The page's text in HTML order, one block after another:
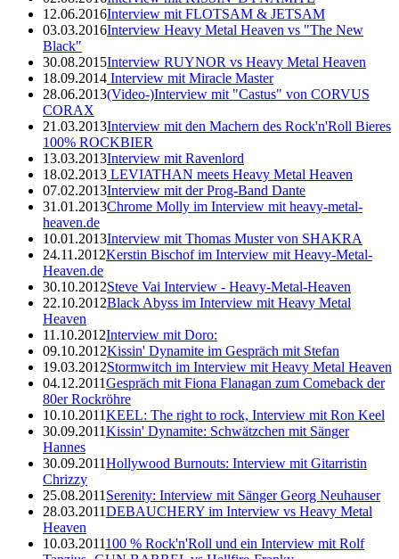
12.06.2016Interview mit FLOTSAM & JETSAM
03.03.2016Interview Heavy Metal Heaven vs "The New
Black"
30.08.2015Interview RUYNOR vs Heavy Metal Heaven
18.09.2014 Interview mit Miracle Master
28.06.2013(Video-)Interview mit "Castus" von CORVUS
CORAX
21.03.2013Interview mit den Machern des Rock'n'Roll Bieres
100% ROCKBIER
13.03.2013Interview mit Ravenlord
18.02.2013 LEVIATHAN meets Heavy Metal Heaven
07.02.2013Interview mit der Prog-Band Dante
31.01.2013Chrome Molly im Interview mit heavy-metal-
heaven.de
10.01.2013Interview mit Thomas Muster von SHAKRA
24.11.2012Kerstin Bischof im Interview mit Heavy-Metal-
Heaven.de
30.10.2012Steve Vai Interview - Heavy-Metal-Heaven
22.10.2012Black Abyss im Interview mit Heavy Metal
Heaven
11.10.2012Interview mit Doro:
09.10.2012Kissin' Dynamite im Gespräch mit Stefan
19.03.2012Stormwitch im Interview mit Heavy Metal Heaven
04.12.2011Gespräch mit Fiona Flanagan zum Comeback der
80er Rockröhre
10.10.2011KEEL: The right to rock, Interview mit Ron Keel
30.09.2011Kissin' Dynamite: Schwätzchen mit Sänger
Hannes
30.09.2011Hollywood Burnouts: Interview mit Gitarristin
Chrizzy
25.08.2011 Serenity: Interview mit Sänger Georg Neuhauser
28.03.2011DEBAUCHERY im Interview vs Heavy Metal
Heaven
10.03.2011100 % Rock'n'Roll und ein Interview mit Rolf